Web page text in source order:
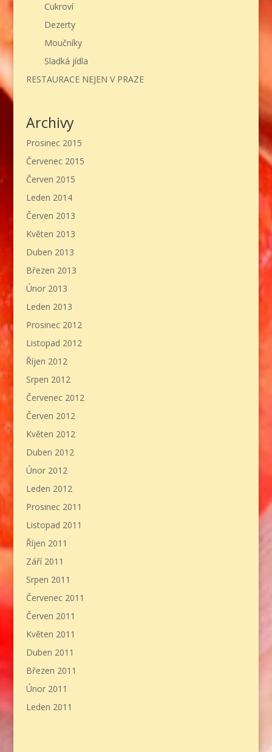
Cukroví
Dezerty
Moučníky
Sladká jídla
RESTAURACE NEJEN V PRAZE
Archivy
Prosinec 2015
Červenec 2015
Červen 2015
Leden 2014
Červen 2013
Květen 2013
Duben 2013
Březen 2013
Únor 2013
Leden 2013
Prosinec 2012
Listopad 2012
Říjen 2012
Srpen 2012
Červenec 2012
Červen 2012
Květen 2012
Duben 2012
Únor 2012
Leden 2012
Prosinec 2011
Listopad 2011
Říjen 2011
Září 2011
Srpen 2011
Červenec 2011
Červen 2011
Květen 2011
Duben 2011
Březen 2011
Únor 2011
Leden 2011